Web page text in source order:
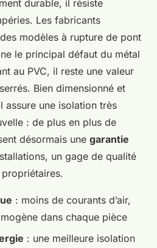
durable, il résiste
Les fabricants
modèles à rupture de pont
le principal défaut du métal
au PVC, il reste une valeur
Bien dimensionné et
assure une isolation très
: de plus en plus de
désormais une garantie
un gage de qualité
: moins de courants d’air,
dans chaque pièce
: une meilleure isolation